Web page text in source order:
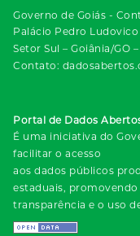
Governo de Goiás -
Palácio Pedro Ludovico
Setor Sul – Goiânia/GO
Contato:
Portal de Dados
É uma iniciativa do
facilitar o acesso
aos dados públicos
estaduais, promovendo
transparência e o uso